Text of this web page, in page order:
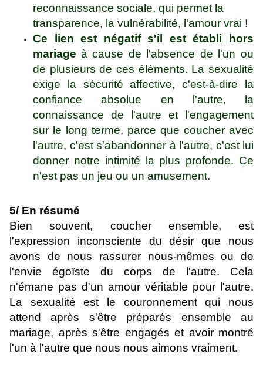
reconnaissance sociale, qui permet la
transparence, la vulnérabilité, l'amour vrai !
Ce lien est négatif s'il est établi hors
mariage à cause de l'absence de l'un ou
de plusieurs de ces éléments. La sexualité
exige la sécurité affective, c'est-à-dire la
confiance absolue en l'autre, la
connaissance de l'autre et l'engagement
sur le long terme, parce que coucher avec
l'autre, c'est s'abandonner à l'autre, c'est lui
donner notre intimité la plus profonde. Ce
n'est pas un jeu ou un amusement.
5/ En résumé
Bien souvent, coucher ensemble, est
l'expression inconsciente du désir que nous
avons de nous rassurer nous-mêmes ou de
l'envie égoïste du corps de l'autre. Cela
n'émane pas d'un amour véritable pour l'autre.
La sexualité est le couronnement qui nous
attend après s'être préparés ensemble au
mariage, après s'être engagés et avoir montré
l'un à l'autre que nous nous aimons vraiment.